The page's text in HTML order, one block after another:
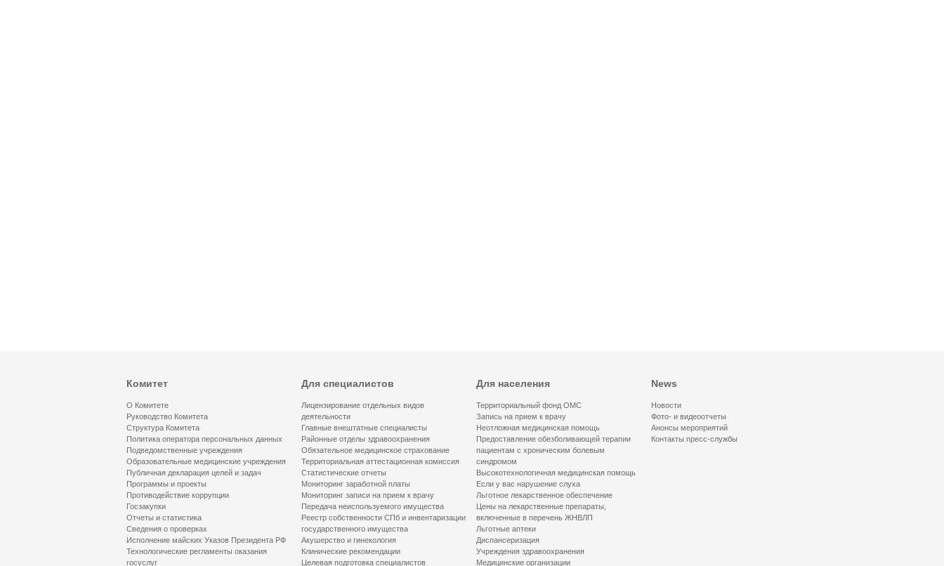
Комитет
О Комитете
Руководство Комитета
Структура Комитета
Политика оператора персональных данных
Подведомственные учреждения
Образовательные медицинские учреждения
Публичная декларация целей и задач
Программы и проекты
Противодействие коррупции
Госзакупки
Отчеты и статистика
Сведения о проверках
Исполнение майских Указов Президента РФ
Технологические регламенты оказания
госуслуг
Для специалистов
Лицензирование отдельных видов
деятельности
Главные внештатные специалисты
Районные отделы здравоохранения
Обязательное медицинское страхование
Территориальная аттестационная комиссия
Статистические отчеты
Мониторинг заработной платы
Мониторинг записи на прием к врачу
Передача неиспользуемого имущества
Реестр собственности СПб и инвентаризации
государственного имущества
Акушерство и гинекология
Клинические рекомендации
Целевая подготовка специалистов
Для населения
Территориальный фонд ОМС
Запись на прием к врачу
Неотложная медицинская помощь
Предоставление обезболивающей терапии
пациентам с хроническим болевым
синдромом
Высокотехнологичная медицинская помощь
Если у вас нарушение слуха
Льготное лекарственное обеспечение
Цены на лекарственные препараты,
включенные в перечень ЖНВЛП
Льготные аптеки
Диспансеризация
Учреждения здравоохранения
Медицинские организации
News
Новости
Фото- и видеоотчеты
Анонсы мероприятий
Контакты пресс-службы